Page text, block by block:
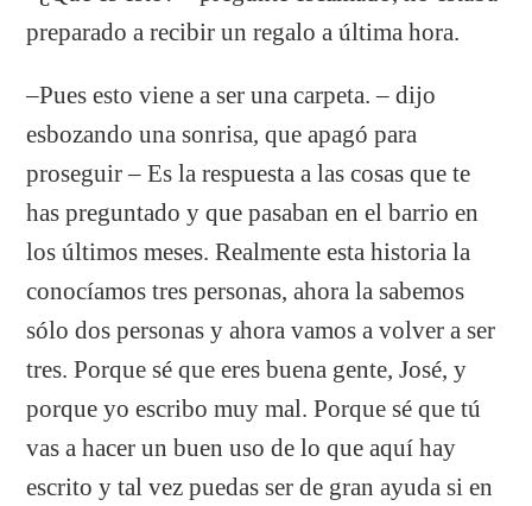
preparado a recibir un regalo a última hora.
–Pues esto viene a ser una carpeta. – dijo
esbozando una sonrisa, que apagó para
proseguir – Es la respuesta a las cosas que te
has preguntado y que pasaban en el barrio en
los últimos meses. Realmente esta historia la
conocíamos tres personas, ahora la sabemos
sólo dos personas y ahora vamos a volver a ser
tres. Porque sé que eres buena gente, José, y
porque yo escribo muy mal. Porque sé que tú
vas a hacer un buen uso de lo que aquí hay
escrito y tal vez puedas ser de gran ayuda si en